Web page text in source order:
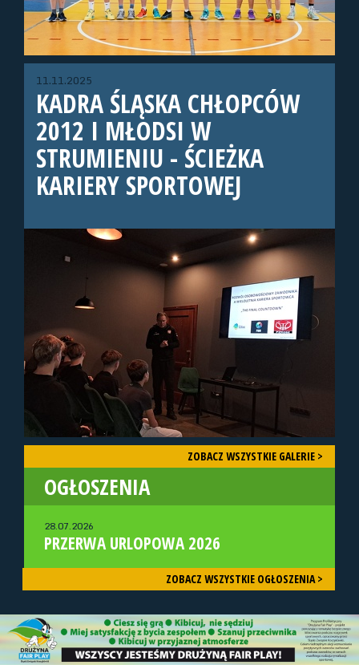
11.11.2025
KADRA ŚLĄSKA CHŁOPCÓW
2012 I MŁODSI W
STRUMIENIU - ŚCIEŻKA
KARIERY SPORTOWEJ
ZOBACZ WSZYSTKIE GALERIE >
OGŁOSZENIA
28.07.2026
PRZERWA URLOPOWA 2026
ZOBACZ WSZYSTKIE OGŁOSZENIA >